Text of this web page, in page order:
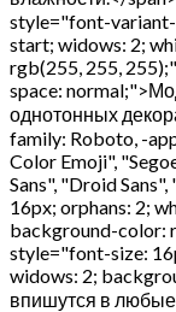
style="font-variant-
start; widows: 2;
rgb(255, 255,
space:
однотонных
family: Roboto, -
Color Emoji",
Sans", "Droid
16px; orphans: 2;
background-color:
style="font-size:
widows: 2;
впишутся в